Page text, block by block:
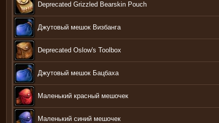
Deprecated Grizzled Bearskin Pouch
Джутовый мешок Визбанга
Deprecated Oslow's Toolbox
Джутовый мешок Бацбаха
Маленький красный мешочек
Маленький синий мешочек